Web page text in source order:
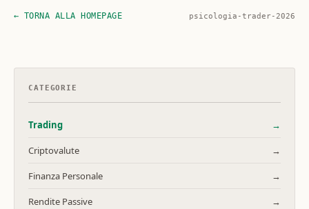
← TORNA ALLA HOMEPAGE psicologia-trader-2026
CATEGORIE
Trading →
Criptovalute →
Finanza Personale →
Rendite Passive →